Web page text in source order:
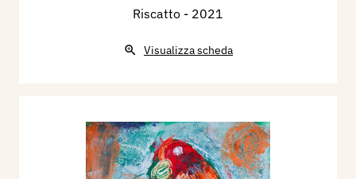
Riscatto - 2021
Visualizza scheda